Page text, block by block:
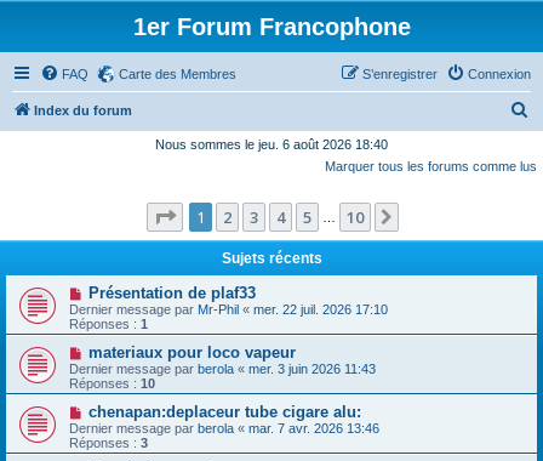
1er Forum Francophone
FAQ Carte des Membres Connexion
S’enregistrer
Index du forum
c
Nous sommes le jeu. 6 août 2026 18:40
Marquer tous les forums comme lus
Page 1sur
1 2 3 4 5 10
Sujets récents
Présentation de plaf33
Dernier message par Mr-Phil « mer. 22 juil. 2026 17:10
Réponses : 1
materiaux pour loco vapeur
Dernier message par berola « mer. 3 juin 2026 11:43
Réponses : 10
chenapan:deplaceur tube cigare alu:
Dernier message par berola « mar. 7 avr. 2026 13:46
Réponses : 3